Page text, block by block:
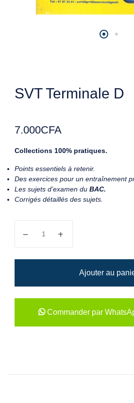
SVT Terminale D
7.000CFA
Collections 100% pratiques.
Points essentiels à retenir.
Des exercices pour un entraînement
Les sujets d’examen du BAC.
Corrigés détaillés des sujets.
Ajouter au
Commander par